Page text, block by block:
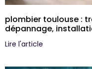
plombier toulouse :
dépannage,
Lire l'article